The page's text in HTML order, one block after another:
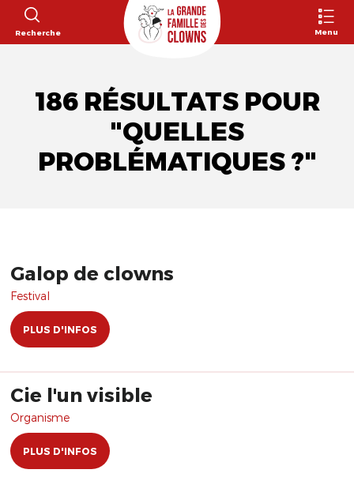
Recherche Menu
186 RÉSULTATS POUR
"QUELLES
PROBLÉMATIQUES ?"
Galop de clowns
Festival
PLUS D'INFOS
Cie l'un visible
Organisme
PLUS D'INFOS